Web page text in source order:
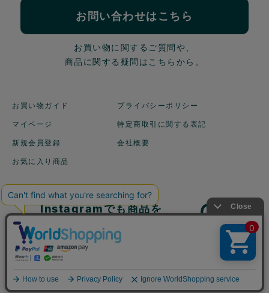
お問い合わせはこちら
お買い物に関するご質問や、
商品に関する疑問はこちらから。
お買い物ガイド
マイページ
新規会員登録
お気に入り商品
プライバシーポリシー
特定商取引に関する表記
会社概要
Instagramでも商品を
ご紹介しています！
©2003 地球洗い隊 All Rights reserved.